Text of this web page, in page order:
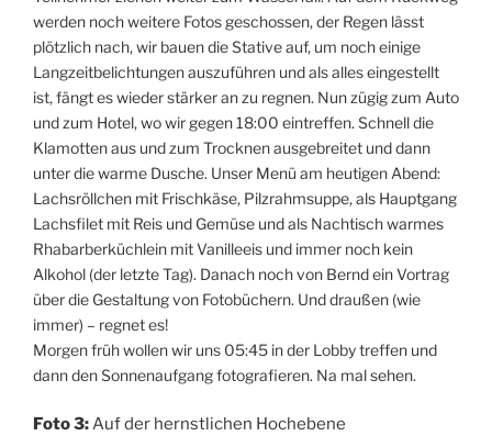
werden noch weitere Fotos geschossen, der Regen lässt
plötzlich nach, wir bauen die Stative auf, um noch einige
Langzeitbelichtungen auszuführen und als alles eingestellt
ist, fängt es wieder stärker an zu regnen. Nun zügig zum Auto
und zum Hotel, wo wir gegen 18:00 eintreffen. Schnell die
Klamotten aus und zum Trocknen ausgebreitet und dann
unter die warme Dusche. Unser Menü am heutigen Abend:
Lachsröllchen mit Frischkäse, Pilzrahmsuppe, als Hauptgang
Lachsfilet mit Reis und Gemüse und als Nachtisch warmes
Rhabarberküchlein mit Vanilleeis und immer noch kein
Alkohol (der letzte Tag). Danach noch von Bernd ein Vortrag
über die Gestaltung von Fotobüchern. Und draußen (wie
immer) – regnet es!
Morgen früh wollen wir uns 05:45 in der Lobby treffen und
dann den Sonnenaufgang fotografieren. Na mal sehen.
Foto 3:Auf der hernstlichen Hochebene